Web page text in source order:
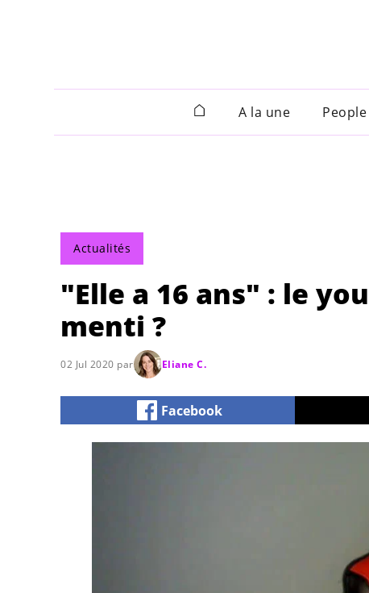
A la une People
Actualités
"Elle a 16 ans" : le
menti ?
02 Jul 2020 par Eliane C.
Facebook